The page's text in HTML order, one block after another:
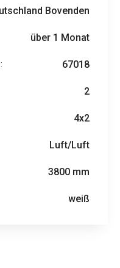
Bovenden
über 1 Monat
67018
2
4x2
Luft/Luft
3800 mm
weiß